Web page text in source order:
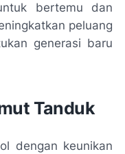
bertemu dan
peluang
generasi baru
Tanduk
dengan keunikan